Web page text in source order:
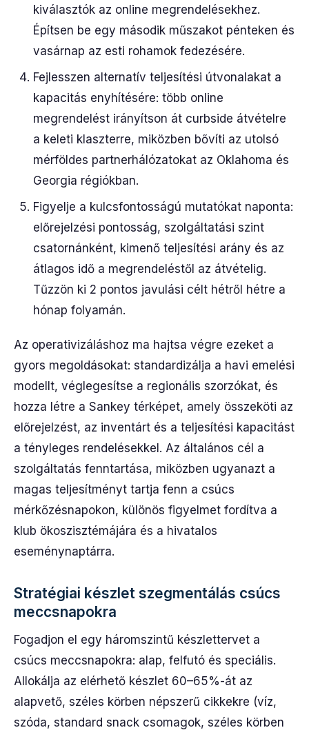
kiválasztók az online megrendelésekhez.
Építsen be egy második műszakot pénteken és
vasárnap az esti rohamok fedezésére.
Fejlesszen alternatív teljesítési útvonalakat a
kapacitás enyhítésére: több online
megrendelést irányítson át curbside átvételre
a keleti klaszterre, miközben bővíti az utolsó
mérföldes partnerhálózatokat az Oklahoma és
Georgia régiókban.
Figyelje a kulcsfontosságú mutatókat naponta:
előrejelzési pontosság, szolgáltatási szint
csatornánként, kimenő teljesítési arány és az
átlagos idő a megrendeléstől az átvételig.
Tűzzön ki 2 pontos javulási célt hétről hétre a
hónap folyamán.
Az operativizáláshoz ma hajtsa végre ezeket a
gyors megoldásokat: standardizálja a havi emelési
modellt, véglegesítse a regionális szorzókat, és
hozza létre a Sankey térképet, amely összeköti az
előrejelzést, az inventárt és a teljesítési kapacitást
a tényleges rendelésekkel. Az általános cél a
szolgáltatás fenntartása, miközben ugyanazt a
magas teljesítményt tartja fenn a csúcs
mérkőzésnapokon, különös figyelmet fordítva a
klub ökoszisztémájára és a hivatalos
eseménynaptárra.
Stratégiai készlet szegmentálás csúcs
meccsnapokra
Fogadjon el egy háromszintű készlettervet a
csúcs meccsnapokra: alap, felfutó és speciális.
Allokálja az elérhető készlet 60–65%-át az
alapvető, széles körben népszerű cikkekre (víz,
szóda, standard snack csomagok, széles körben